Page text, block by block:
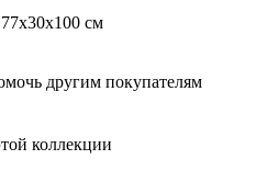
см
другим покупателям
коллекции